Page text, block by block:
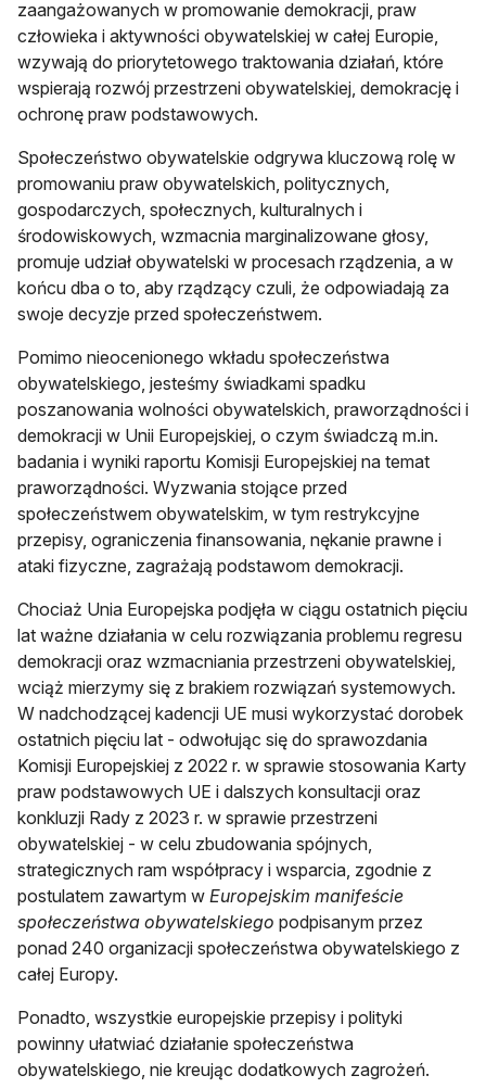
zaangażowanych w promowanie demokracji, praw
człowieka i aktywności obywatelskiej w całej Europie,
wzywają do priorytetowego traktowania działań, które
wspierają rozwój przestrzeni obywatelskiej, demokrację i
ochronę praw podstawowych.
Społeczeństwo obywatelskie odgrywa kluczową rolę w
promowaniu praw obywatelskich, politycznych,
gospodarczych, społecznych, kulturalnych i
środowiskowych, wzmacnia marginalizowane głosy,
promuje udział obywatelski w procesach rządzenia, a w
końcu dba o to, aby rządzący czuli, że odpowiadają za
swoje decyzje przed społeczeństwem.
Pomimo nieocenionego wkładu społeczeństwa
obywatelskiego, jesteśmy świadkami spadku
poszanowania wolności obywatelskich, praworządności i
demokracji w Unii Europejskiej, o czym świadczą m.in.
badania i wyniki raportu Komisji Europejskiej na temat
praworządności. Wyzwania stojące przed
społeczeństwem obywatelskim, w tym restrykcyjne
przepisy, ograniczenia finansowania, nękanie prawne i
ataki fizyczne, zagrażają podstawom demokracji.
Chociaż Unia Europejska podjęła w ciągu ostatnich pięciu
lat ważne działania w celu rozwiązania problemu regresu
demokracji oraz wzmacniania przestrzeni obywatelskiej,
wciąż mierzymy się z brakiem rozwiązań systemowych.
W nadchodzącej kadencji UE musi wykorzystać dorobek
ostatnich pięciu lat - odwołując się do sprawozdania
Komisji Europejskiej z 2022 r. w sprawie stosowania Karty
praw podstawowych UE i dalszych konsultacji oraz
konkluzji Rady z 2023 r. w sprawie przestrzeni
obywatelskiej - w celu zbudowania spójnych,
strategicznych ram współpracy i wsparcia, zgodnie z
postulatem zawartym w Europejskim manifeście
społeczeństwa obywatelskiego podpisanym przez
ponad 240 organizacji społeczeństwa obywatelskiego z
całej Europy.
Ponadto, wszystkie europejskie przepisy i polityki
powinny ułatwiać działanie społeczeństwa
obywatelskiego, nie kreując dodatkowych zagrożeń.